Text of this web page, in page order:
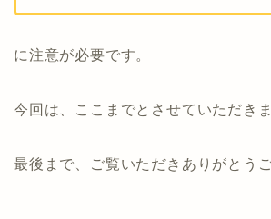
に注意が必要です。
今回は、ここまでとさせていただきま
最後まで、ご覧いただきありがとう